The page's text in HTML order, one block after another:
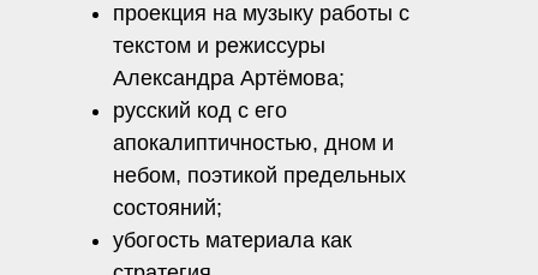
проекция на музыку работы с
текстом и режиссуры
Александра Артёмова;
русский код с его
апокалиптичностью, дном и
небом, поэтикой предельных
состояний;
убогость материала как